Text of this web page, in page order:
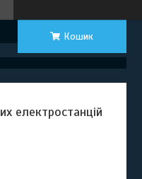
Кошик
електростанцій